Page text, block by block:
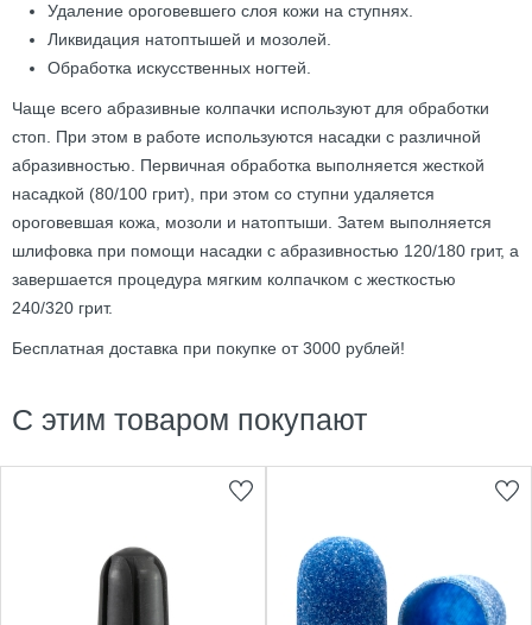
Удаление ороговевшего слоя кожи на ступнях.
Ликвидация натоптышей и мозолей.
Обработка искусственных ногтей.
Чаще всего абразивные колпачки используют для обработки
стоп. При этом в работе используются насадки с различной
абразивностью. Первичная обработка выполняется жесткой
насадкой (80/100 грит), при этом со ступни удаляется
ороговевшая кожа, мозоли и натоптыши. Затем выполняется
шлифовка при помощи насадки с абразивностью 120/180 грит, а
завершается процедура мягким колпачком с жесткостью
240/320 грит.
Бесплатная доставка при покупке от 3000 рублей!
С этим товаром покупают